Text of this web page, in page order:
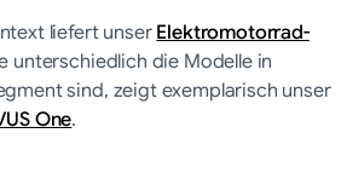
liefert unserElektromotorrad-
unterschiedlich die Modelle in
sind, zeigt exemplarisch unser
One.